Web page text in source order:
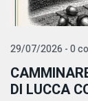
29/07/2026 - 0
DI LUCCA